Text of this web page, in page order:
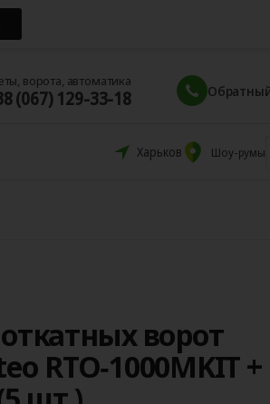
ворота, автоматика
(067) 129-33-18
Харьков Шоу-румы
ворот
RTO‑1000MKIT +